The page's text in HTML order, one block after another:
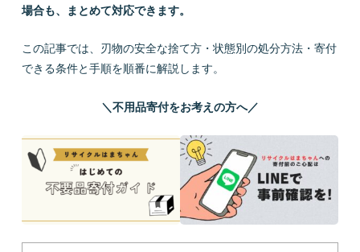
場合も、まとめて対応できます。
この記事では、刃物の安全な捨て方・状態別の処分方法・寄付
できる条件と手順を順番に解説します。
＼不用品寄付をお考えの方へ／